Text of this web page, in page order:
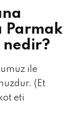
Parmak
nedir?
ile
(Et
eti